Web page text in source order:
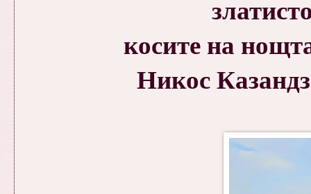
косите на
Никос